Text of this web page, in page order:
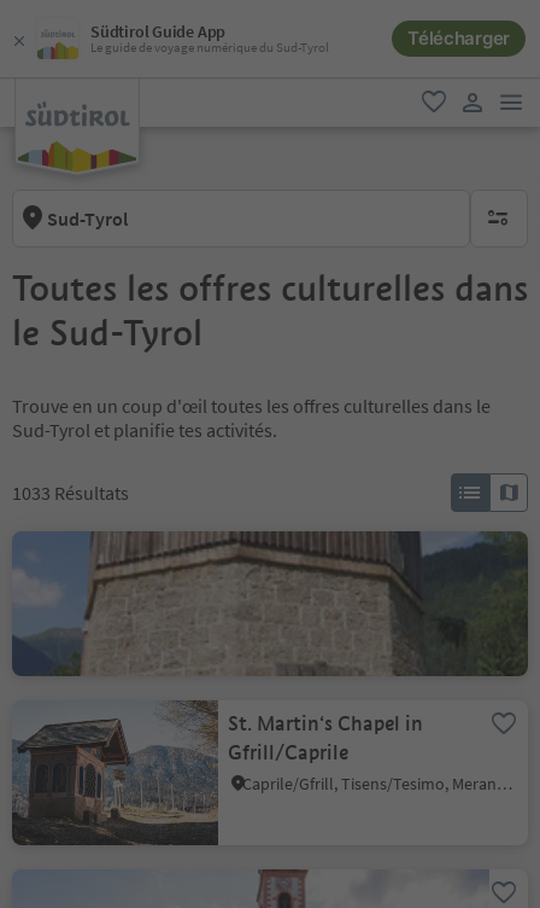
Südtirol Guide App
Le guide de voyage numérique du Sud-Tyrol Télécharger
favori
Sud-Tyrol aucun
Toutes les offres culturelles dans
le Sud-Tyrol
Trouve en un coup d'œil toutes les offres culturelles dans le
Sud-Tyrol et planifie tes activités.
1033 Résultats
Former main water
station of the „Südbahn“
St. Martin‘s Chapel in
Gfrill/Caprile
Caprile/Gfrill, Tisens/Tesimo, Meran/Merano and environs
Parish Church of Mary